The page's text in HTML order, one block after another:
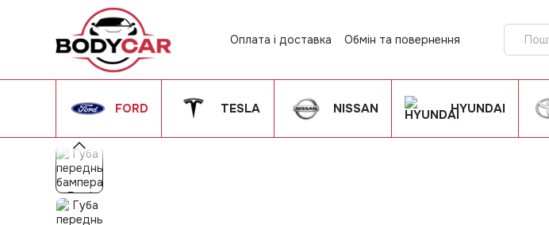
Перейти до основного контенту
Оплата і доставка
Обмін та повернення
FORD TESLA NISSAN HYUNDAI